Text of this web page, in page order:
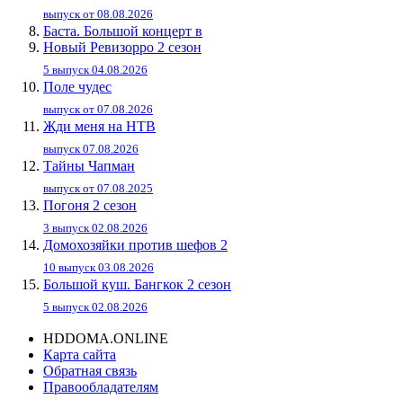
выпуск от 08.08.2026
Баста. Большой концерт в
Новый Ревизорро 2 сезон
5 выпуск 04.08.2026
Поле чудес
выпуск от 07.08.2026
Жди меня на НТВ
выпуск 07.08.2026
Тайны Чапман
выпуск от 07.08.2025
Погоня 2 сезон
3 выпуск 02.08.2026
Домохозяйки против шефов 2
10 выпуск 03.08.2026
Большой куш. Бангкок 2 сезон
5 выпуск 02.08.2026
HDDOMA.ONLINE
Карта сайта
Обратная связь
Правообладателям